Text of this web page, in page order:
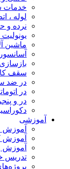
خدمات
لوله ،
نرده و
ماشین
سقف
در ضد
در
در و
آموزشی
آموزش
آموزش